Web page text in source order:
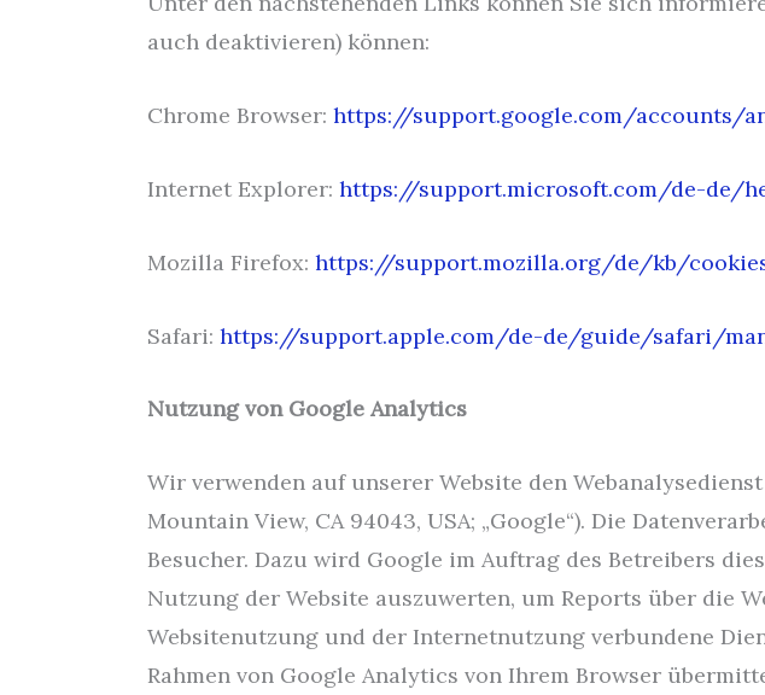
auch deaktivieren) können:
Chrome Browser: https://support.google.com/accounts/
Internet Explorer: https://support.microsoft.com/de-de/
Mozilla Firefox: https://support.mozilla.org/de/kb/
Safari: https://support.apple.com/de-de/guide/safari/
Nutzung von Google Analytics
Wir verwenden auf unserer Website den
Mountain View, CA 94043, USA; „Google“). Die
Besucher. Dazu wird Google im Auftrag des Betreibers
Nutzung der Website auszuwerten, um Reports über die
Websitenutzung und der Internetnutzung verbundene
Rahmen von Google Analytics von Ihrem Browser